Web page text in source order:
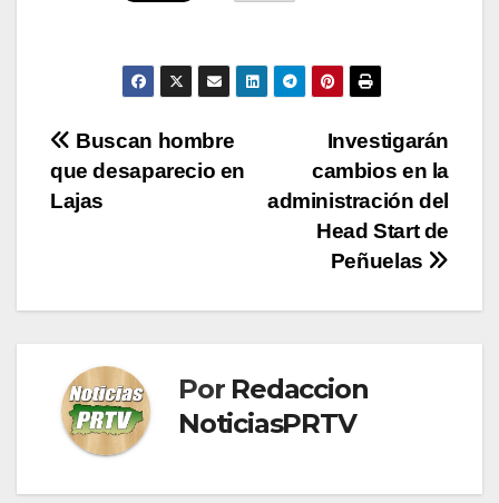
Navegación
de
Investigarán
cambios en la
administración del
Head Start de
Peñuelas
Buscan hombre
que desaparecio en
Lajas
Por Redaccion
NoticiasPRTV